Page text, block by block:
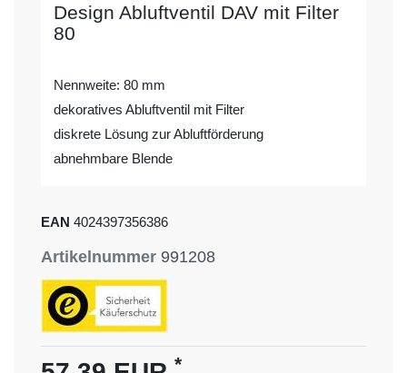
Design Abluftventil DAV mit Filter
80
Nennweite: 80 mm
dekoratives Abluftventil mit Filter
diskrete Lösung zur Abluftförderung
abnehmbare Blende
EAN 4024397356386
Artikelnummer 991208
*